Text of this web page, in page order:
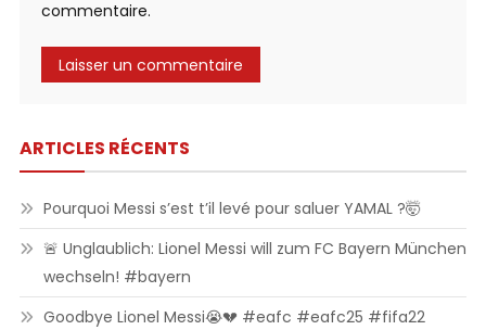
commentaire.
ARTICLES RÉCENTS
Pourquoi Messi s’est t’il levé pour saluer YAMAL ?🤯
🚨 Unglaublich: Lionel Messi will zum FC Bayern München
wechseln! #bayern
Goodbye Lionel Messi😭💔 #eafc #eafc25 #fifa22